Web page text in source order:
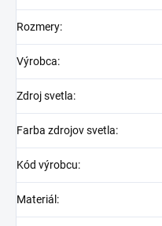
Rozmery:
Výrobca:
Zdroj svetla:
Farba zdrojov svetla:
Kód výrobcu:
Materiál :